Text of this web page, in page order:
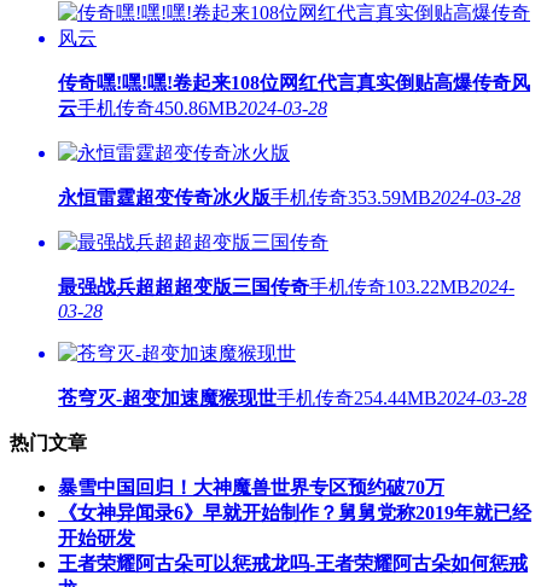
传奇嘿!嘿!嘿!卷起来108位网红代言真实倒贴高爆传奇风
云手机传奇450.86MB2024-03-28
永恒雷霆超变传奇冰火版手机传奇353.59MB2024-03-28
最强战兵超超超变版三国传奇手机传奇103.22MB2024-
03-28
苍穹灭-超变加速魔猴现世手机传奇254.44MB2024-03-28
热门文章
暴雪中国回归！大神魔兽世界专区预约破70万
《女神异闻录6》早就开始制作？舅舅党称2019年就已经
开始研发
王者荣耀阿古朵可以惩戒龙吗-王者荣耀阿古朵如何惩戒